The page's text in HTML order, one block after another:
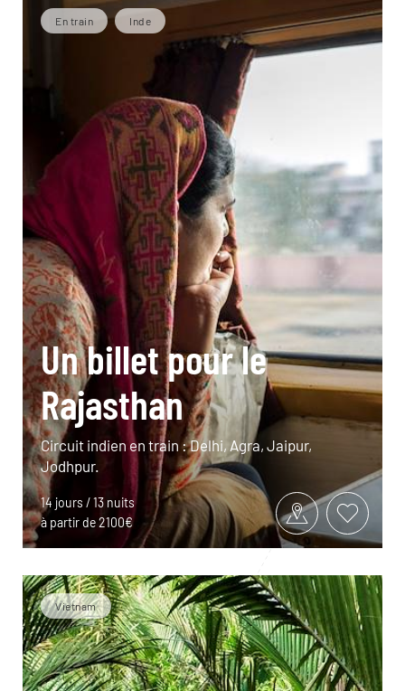
En train Inde
Un billet pour le
Rajasthan
Circuit indien en train : Delhi, Agra, Jaipur,
Jodhpur.
14 jours / 13 nuits
à partir de 2100€
Vietnam